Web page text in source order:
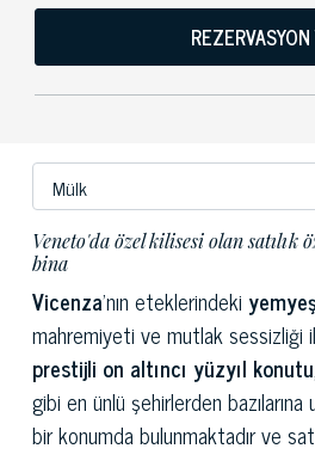
REZERVASYON
Veneto'da özel kilisesi olan satılık
bina
Vicenza'nın eteklerindeki
mahremiyeti ve mutlak sessizliği
prestijli on altıncı yüzyıl konutu,
gibi en ünlü şehirlerden
bir konumda bulunmaktadır ve